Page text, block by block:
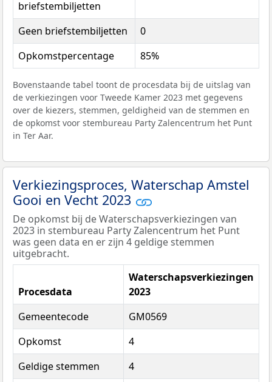
briefstembiljetten
Geen briefstembiljetten
0
Opkomstpercentage
85%
Bovenstaande tabel toont de procesdata bij de uitslag van
de verkiezingen voor Tweede Kamer 2023 met gegevens
over de kiezers, stemmen, geldigheid van de stemmen en
de opkomst voor stembureau Party Zalencentrum het Punt
in Ter Aar.
Verkiezingsproces, Waterschap Amstel
Gooi en Vecht 2023
De opkomst bij de Waterschapsverkiezingen van
2023 in stembureau Party Zalencentrum het Punt
was geen data en er zijn 4 geldige stemmen
uitgebracht.
Procesdata
Waterschapsverkiezingen
2023
Gemeentecode
GM0569
Opkomst
4
Geldige stemmen
4